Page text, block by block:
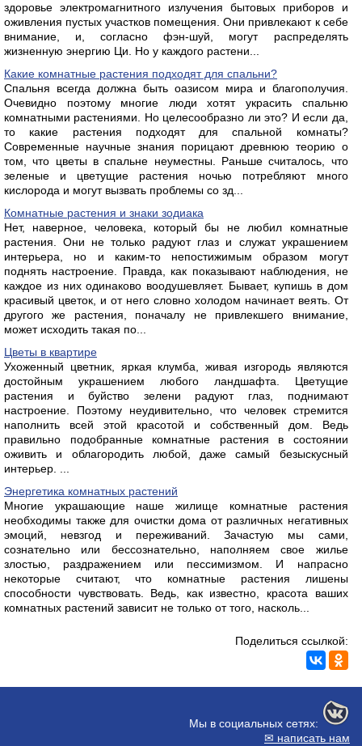
здоровье электромагнитного излучения бытовых приборов и
оживления пустых участков помещения. Они привлекают к себе
внимание, и, согласно фэн-шуй, могут распределять
жизненную энергию Ци. Но у каждого растени...
Какие комнатные растения подходят для спальни?
Спальня всегда должна быть оазисом мира и благополучия.
Очевидно поэтому многие люди хотят украсить спальню
комнатными растениями. Но целесообразно ли это? И если да,
то какие растения подходят для спальной комнаты?
Современные научные знания порицают древнюю теорию о
том, что цветы в спальне неуместны. Раньше считалось, что
зеленые и цветущие растения ночью потребляют много
кислорода и могут вызвать проблемы со зд...
Комнатные растения и знаки зодиака
Нет, наверное, человека, который бы не любил комнатные
растения. Они не только радуют глаз и служат украшением
интерьера, но и каким-то непостижимым образом могут
поднять настроение. Правда, как показывают наблюдения, не
каждое из них одинаково воодушевляет. Бывает, купишь в дом
красивый цветок, и от него словно холодом начинает веять. От
другого же растения, поначалу не привлекшего внимание,
может исходить такая по...
Цветы в квартире
Ухоженный цветник, яркая клумба, живая изгородь являются
достойным украшением любого ландшафта. Цветущие
растения и буйство зелени радуют глаз, поднимают
настроение. Поэтому неудивительно, что человек стремится
наполнить всей этой красотой и собственный дом. Ведь
правильно подобранные комнатные растения в состоянии
оживить и облагородить любой, даже самый безыскусный
интерьер. ...
Энергетика комнатных растений
Многие украшающие наше жилище комнатные растения
необходимы также для очистки дома от различных негативных
эмоций, невзгод и переживаний. Зачастую мы сами,
сознательно или бессознательно, наполняем свое жилье
злостью, раздражением или пессимизмом. И напрасно
некоторые считают, что комнатные растения лишены
способности чувствовать. Ведь, как известно, красота ваших
комнатных растений зависит не только от того, насколь...
Поделиться ссылкой:
Мы в социальных сетях:
✉ написать нам